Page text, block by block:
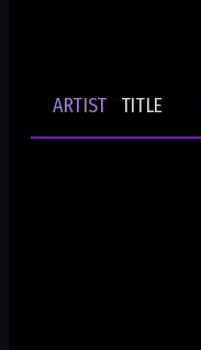
ARTIST- TITLE